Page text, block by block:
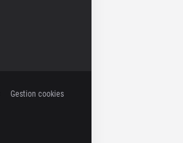
Gestion cookies